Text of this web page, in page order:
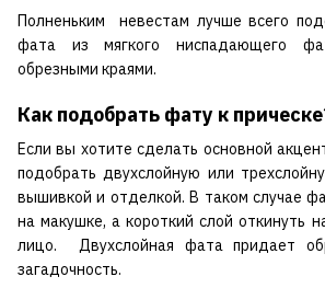
Полненьким невестам лучше всего
фата из мягкого ниспадающего
обрезными краями.
Как подобрать фату к
Если вы хотите сделать основной
подобрать двухслойную или
вышивкой и отделкой. В таком случае
на макушке, а короткий слой откинуть
лицо. Двухслойная фата придает
загадочность.